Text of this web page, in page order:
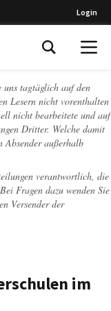
Login
tagtäglich auf den
Lesern nicht vorenthalten
nicht bearbeitete und auf
Dritter. Welche damit
Absender außerhalb
verantwortlich, die
Fragen dazu wenden Sie
Versender der
im